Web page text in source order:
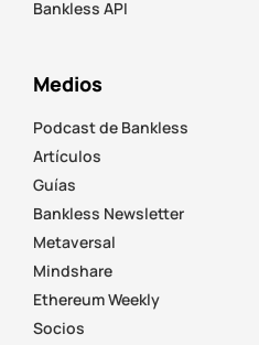
Bankless API
Medios
Podcast de Bankless
Artículos
Guías
Bankless Newsletter
Metaversal
Mindshare
Ethereum Weekly
Socios